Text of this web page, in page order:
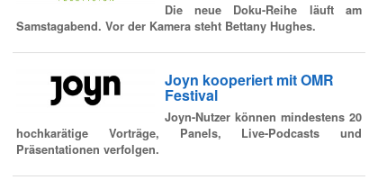
Die neue Doku-Reihe läuft am
Samstagabend. Vor der Kamera steht Bettany Hughes.
Joyn kooperiert mit OMR
Festival
Joyn-Nutzer können mindestens 20
hochkarätige Vorträge, Panels, Live-Podcasts und
Präsentationen verfolgen.